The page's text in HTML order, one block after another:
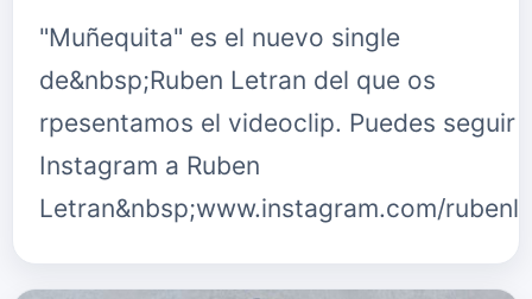
"Muñequita" es el nuevo single
de&nbsp;Ruben Letran del que os
rpesentamos el videoclip. Puedes seguir
Instagram a Ruben
Letran&nbsp;www.instagram.com/